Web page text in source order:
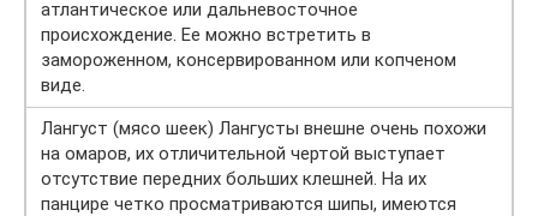
атлантическое или дальневосточное
происхождение. Ее можно встретить в
замороженном, консервированном или копченом
виде.
Лангуст (мясо шеек) Лангусты внешне очень похожи
на омаров, их отличительной чертой выступает
отсутствие передних больших клешней. На их
панцире четко просматриваются шипы, имеются